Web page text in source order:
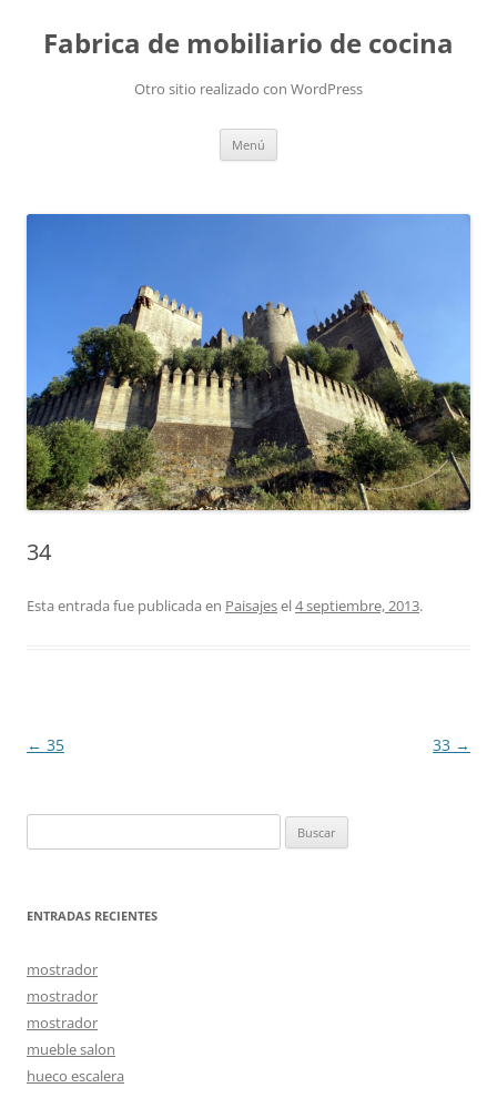
Fabrica de mobiliario de cocina
Otro sitio realizado con WordPress
Menú
34
Esta entrada fue publicada en Paisajesel4 septiembre, 2013.
Navegación
← 35 33 →
ENTRADAS RECIENTES
mostrador
mostrador
mostrador
mueble salon
hueco escalera